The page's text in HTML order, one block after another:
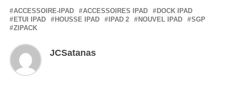
ACCESSOIRE-IPAD ACCESSOIRES IPAD
DOCK IPAD
ETUI IPAD
HOUSSE IPAD IPAD 2 NOUVEL IPAD
SGP
ZIPACK
JCSatanas